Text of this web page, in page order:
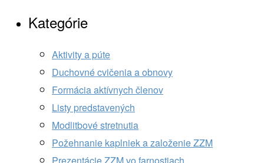
Kategórie
Aktivity a púte
Duchovné cvičenia a obnovy
Formácia aktívnych členov
Listy predstavených
Modlitbové stretnutia
Požehnanie kaplniek a založenie ZZM